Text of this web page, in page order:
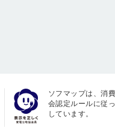
ソフマップは、消
会認定ルールに従
しています。